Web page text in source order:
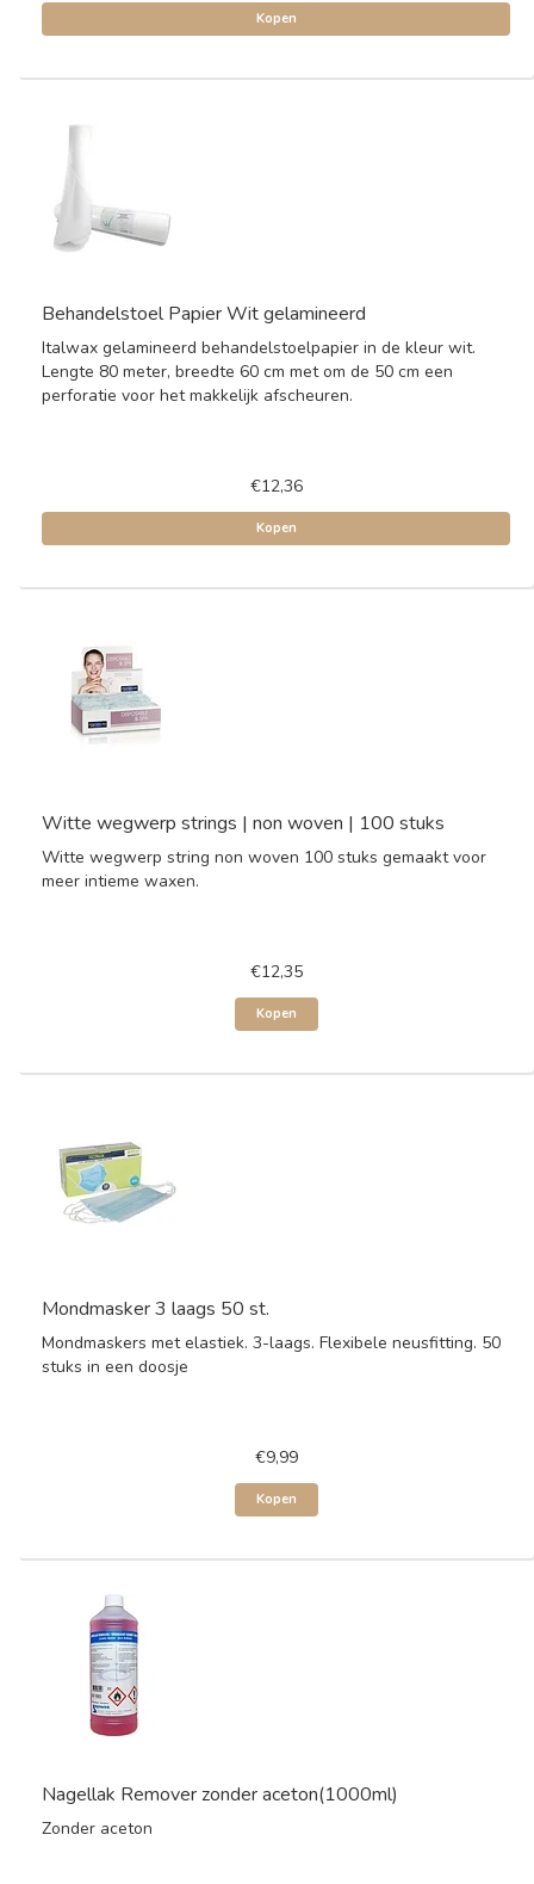
Kopen
Behandelstoel Papier Wit gelamineerd
Italwax gelamineerd behandelstoelpapier in de kleur wit.
Lengte 80 meter, breedte 60 cm met om de 50 cm een
perforatie voor het makkelijk afscheuren.
€12,36
Kopen
Witte wegwerp strings | non woven | 100 stuks
Witte wegwerp string non woven 100 stuks gemaakt voor
meer intieme waxen.
€12,35
Kopen
Mondmasker 3 laags 50 st.
Mondmaskers met elastiek. 3-laags. Flexibele neusfitting. 50
stuks in een doosje
€9,99
Kopen
Nagellak Remover zonder aceton(1000ml)
Zonder aceton